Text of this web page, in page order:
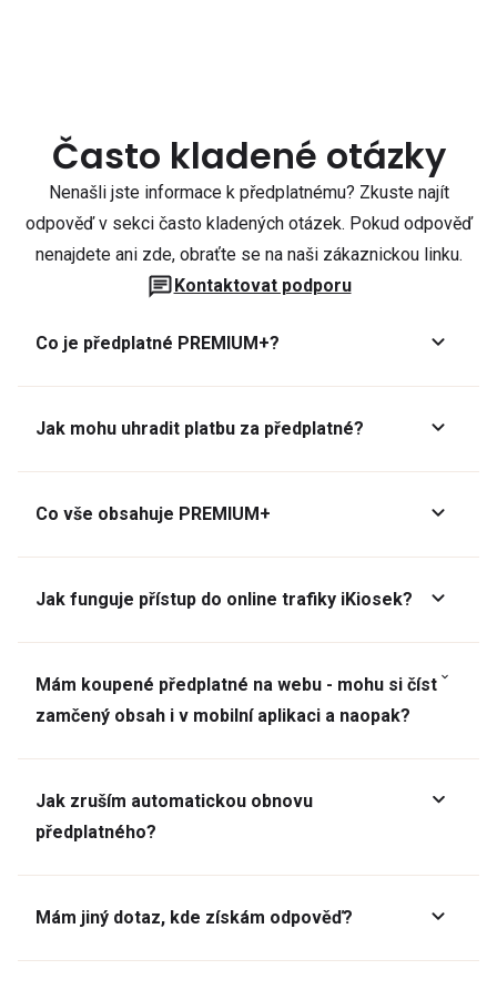
Často kladené otázky
Nenašli jste informace k předplatnému? Zkuste najít
odpověď v sekci často kladených otázek. Pokud odpověď
nenajdete ani zde, obraťte se na naši zákaznickou linku.
Kontaktovat podporu
Co je předplatné PREMIUM+?
Jak mohu uhradit platbu za předplatné?
Co vše obsahuje PREMIUM+
Jak funguje přístup do online trafiky iKiosek?
Mám koupené předplatné na webu - mohu si číst
zamčený obsah i v mobilní aplikaci a naopak?
Jak zruším automatickou obnovu
předplatného?
Mám jiný dotaz, kde získám odpověď?